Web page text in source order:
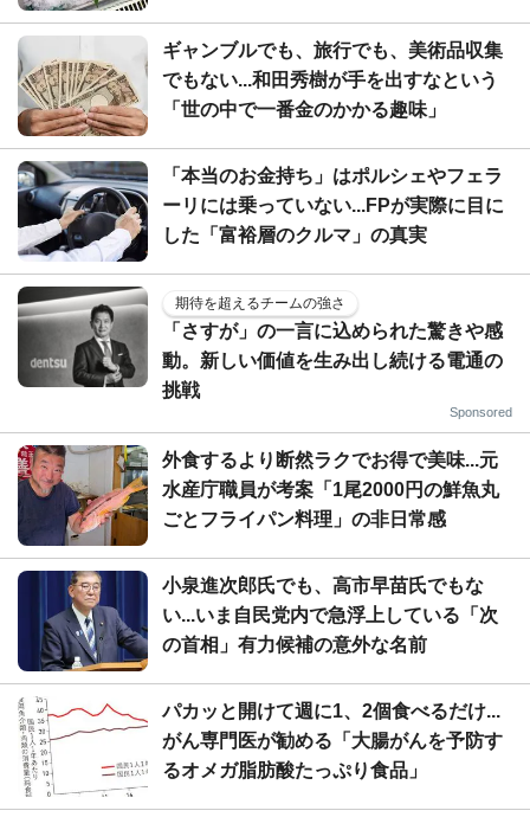
ギャンブルでも、旅行でも、美術品収集
でもない...和田秀樹が手を出すなという
「世の中で一番金のかかる趣味」
「本当のお金持ち」はポルシェやフェラ
ーリには乗っていない...FPが実際に目に
した「富裕層のクルマ」の真実
期待を超えるチームの強さ
「さすが」の一言に込められた驚きや感
動。新しい価値を生み出し続ける電通の
挑戦
Sponsored
外食するより断然ラクでお得で美味...元
水産庁職員が考案「1尾2000円の鮮魚丸
ごとフライパン料理」の非日常感
小泉進次郎氏でも、高市早苗氏でもな
い...いま自民党内で急浮上している「次
の首相」有力候補の意外な名前
パカッと開けて週に1、2個食べるだけ...
がん専門医が勧める「大腸がんを予防す
るオメガ脂肪酸たっぷり食品」